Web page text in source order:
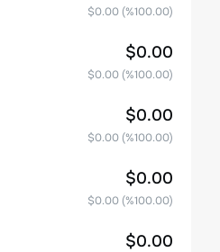
$0.00(%100.00)
$0.00
$0.00(%100.00)
$0.00
$0.00(%100.00)
$0.00
$0.00(%100.00)
$0.00